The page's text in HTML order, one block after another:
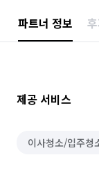
파트너 정보
제공 서비스
이사청소/입주청